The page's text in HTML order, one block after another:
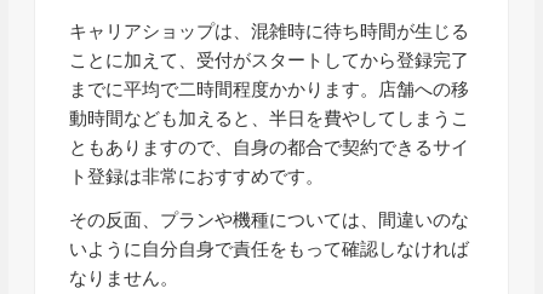
キャリアショップは、混雑時に待ち時間が生じる
ことに加えて、受付がスタートしてから登録完了
までに平均で二時間程度かかります。店舗への移
動時間なども加えると、半日を費やしてしまうこ
ともありますので、自身の都合で契約できるサイ
ト登録は非常におすすめです。
その反面、プランや機種については、間違いのな
いように自分自身で責任をもって確認しなければ
なりません。